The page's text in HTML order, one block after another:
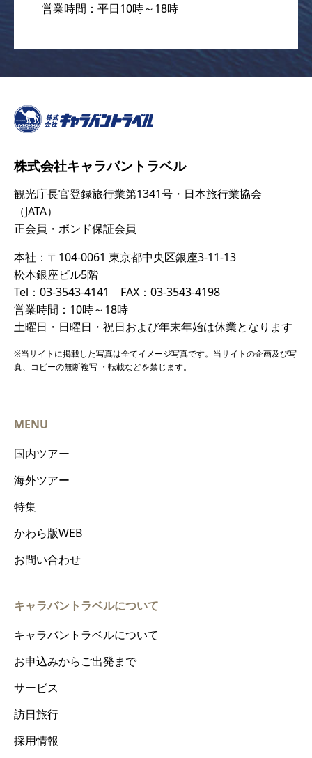
営業時間：平日10時～18時
株式会社キャラバントラベル
観光庁長官登録旅行業第1341号・日本旅行業協会
（JATA）
正会員・ボンド保証会員
本社：〒104-0061 東京都中央区銀座3-11-13
松本銀座ビル5階
Tel：03-3543-4141 FAX：03-3543-4198
営業時間：10時～18時
土曜日・日曜日・祝日および年末年始は休業となります
※当サイトに掲載した写真は全てイメージ写真です。当サイトの企画及び写
真、コピーの無断複写 ・転載などを禁じます。
MENU
国内ツアー
海外ツアー
特集
かわら版WEB
お問い合わせ
キャラバントラベルについて
キャラバントラベルについて
お申込みからご出発まで
サービス
訪日旅行
採用情報